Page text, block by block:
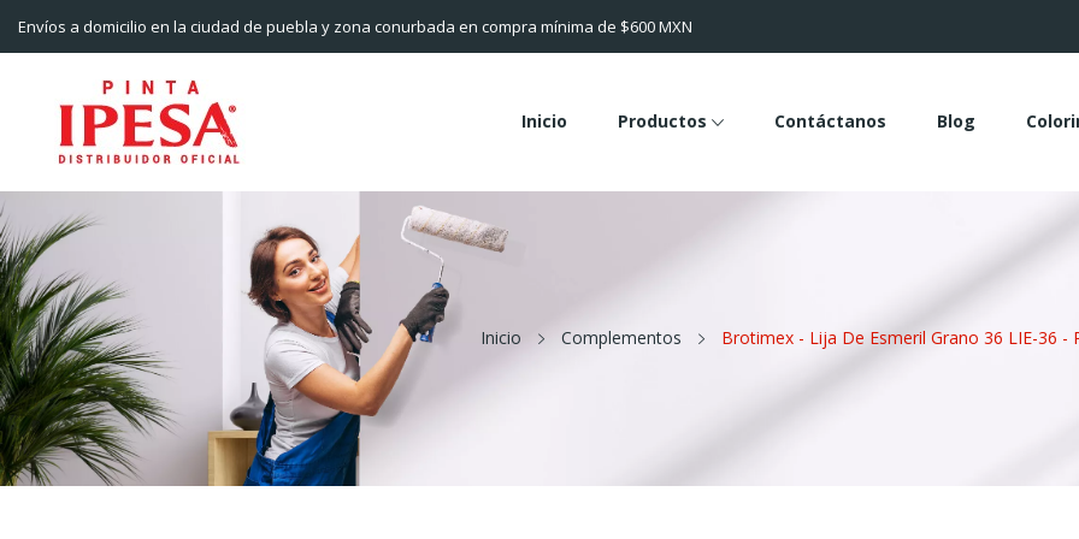
Envíos a domicilio en la ciudad de puebla y zona conurbada en compra mínima de $600 MXN
Inicio Productos Contáctanos Blog
Inicio Complementos Brotimex - Lija De Esmeril Grano 36 LIE-36 -